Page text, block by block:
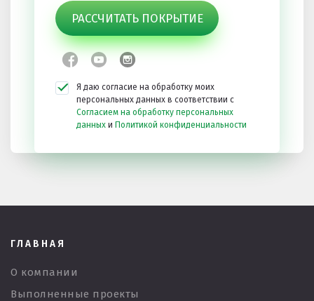
РАССЧИТАТЬ ПОКРЫТИЕ
Я даю согласие на обработку моих
персональных данных в соответствии с
Согласием на обработку персональных
данных и Политикой конфиденциальности
ГЛАВНАЯ
О компании
Выполненные проекты